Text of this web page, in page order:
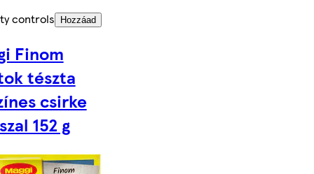
controls
Hozzáad
Finom
tészta
csirke
152 g